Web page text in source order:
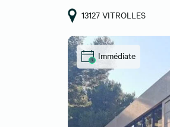
13127 VITROLLES
Immédiate